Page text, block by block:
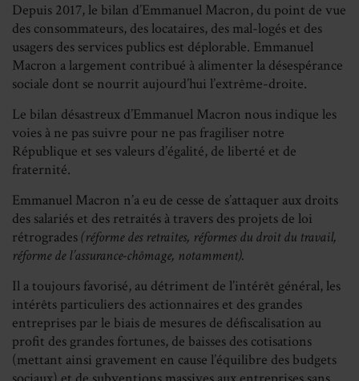
Depuis 2017, le bilan d’Emmanuel Macron, du point de vue
des consommateurs, des locataires, des mal-logés et des
usagers des services publics est déplorable. Emmanuel
Macron a largement contribué à alimenter la désespérance
sociale dont se nourrit aujourd’hui l’extrême-droite.
Le bilan désastreux d’Emmanuel Macron nous indique les
voies à ne pas suivre pour ne pas fragiliser notre
République et ses valeurs d’égalité, de liberté et de
fraternité.
Emmanuel Macron n’a eu de cesse de s’attaquer aux droits
des salariés et des retraités à travers des projets de loi
rétrogrades(réforme des retraites, réformes du droit du travail,
réforme de l’assurance-chômage, notamment).
Il a toujours favorisé, au détriment de l’intérêt général, les
intérêts particuliers des actionnaires et des grandes
entreprises par le biais de mesures de défiscalisation au
profit des grandes fortunes, de baisses des cotisations
(mettant ainsi gravement en cause l’équilibre des budgets